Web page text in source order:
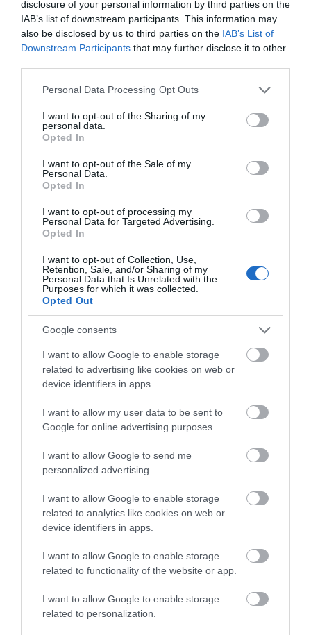
disclosure of your personal information by third parties on the
IAB’s list of downstream participants. This information may
also be disclosed by us to third parties on the IAB’s List of
Downstream Participants that may further disclose it to other
Please note that this website/app uses one or more Google
not limited to your visit or usage behaviour. You may click to
grant or deny consent to Google and its third-party tags to
use your data for below specified purposes in below Google
consent section.
Personal Data Processing Opt Outs
I want to opt-out of the Sharing of my
personal data.
Opted In
I want to opt-out of the Sale of my
Personal Data.
Opted In
I want to opt-out of processing my
Personal Data for Targeted Advertising.
Opted In
I want to opt-out of Collection, Use,
Retention, Sale, and/or Sharing of my
Personal Data that Is Unrelated with the
Purposes for which it was collected.
Opted Out
Google consents
I want to allow Google to enable storage
related to advertising like cookies on web or
device identifiers in apps.
I want to allow my user data to be sent to
Google for online advertising purposes.
I want to allow Google to send me
personalized advertising.
I want to allow Google to enable storage
related to analytics like cookies on web or
device identifiers in apps.
I want to allow Google to enable storage
related to functionality of the website or app.
I want to allow Google to enable storage
related to personalization.
07.08.2026 | 19:10
Νέο επίδομα 600 ευρώ για
Αυτός ο δήμος της Εύβοιας πάει
στα δικαστήρια για τις
ανεμογεννήτριες
07.08.2026 | 18:40
Τραγική κατάληξη είχε η
θαλάσσια εκδρομή για 57χρονο
τουρίστα
07.08.2026 | 18:20
Βαρύ πένθος για τον εκπαιδευτικό
από την Εύβοια που έφυγε από τη
07.08.2026 | 18:00
Στην ΑΑΔΕ ο
myAGRO – Τι δήλωσε
Φωτιά στη Δυτική
μέτρα ενίσχυσης των
Στήριξη στους
μέτρα που ανακοίνωσε
ο Μητσοτάκης μετά τις
καταστροφικές φωτιές
περιοχές της Στερεάς
Ελλάδας